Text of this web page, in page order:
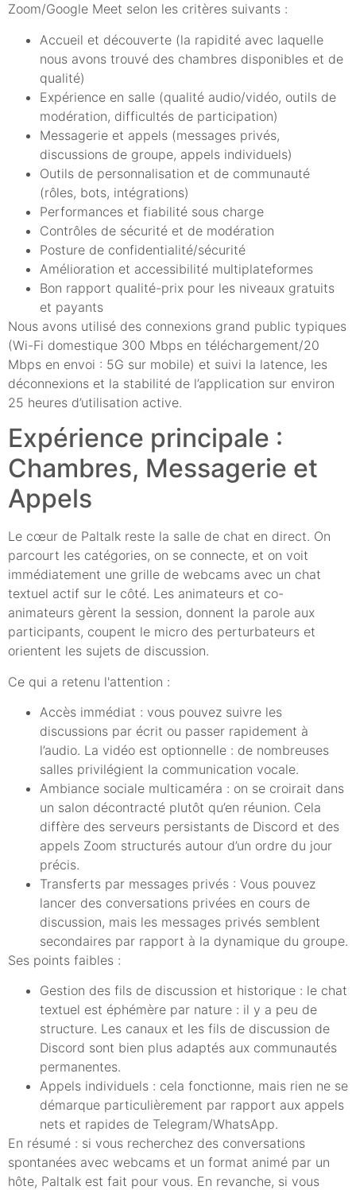
Zoom/Google Meet selon les critères suivants :
Accueil et découverte (la rapidité avec laquelle
nous avons trouvé des chambres disponibles et de
qualité)
Expérience en salle (qualité audio/vidéo, outils de
modération, difficultés de participation)
Messagerie et appels (messages privés,
discussions de groupe, appels individuels)
Outils de personnalisation et de communauté
(rôles, bots, intégrations)
Performances et fiabilité sous charge
Contrôles de sécurité et de modération
Posture de confidentialité/sécurité
Amélioration et accessibilité multiplateformes
Bon rapport qualité-prix pour les niveaux gratuits
et payants
Nous avons utilisé des connexions grand public typiques
(Wi-Fi domestique 300 Mbps en téléchargement/20
Mbps en envoi : 5G sur mobile) et suivi la latence, les
déconnexions et la stabilité de l’application sur environ
25 heures d’utilisation active.
Expérience principale :
Chambres, Messagerie et
Appels
Le cœur de Paltalk reste la salle de chat en direct. On
parcourt les catégories, on se connecte, et on voit
immédiatement une grille de webcams avec un chat
textuel actif sur le côté. Les animateurs et co-
animateurs gèrent la session, donnent la parole aux
participants, coupent le micro des perturbateurs et
orientent les sujets de discussion.
Ce qui a retenu l'attention :
Accès immédiat : vous pouvez suivre les
discussions par écrit ou passer rapidement à
l’audio. La vidéo est optionnelle : de nombreuses
salles privilégient la communication vocale.
Ambiance sociale multicaméra : on se croirait dans
un salon décontracté plutôt qu’en réunion. Cela
diffère des serveurs persistants de Discord et des
appels Zoom structurés autour d’un ordre du jour
précis.
Transferts par messages privés : Vous pouvez
lancer des conversations privées en cours de
discussion, mais les messages privés semblent
secondaires par rapport à la dynamique du groupe.
Ses points faibles :
Gestion des fils de discussion et historique : le chat
textuel est éphémère par nature : il y a peu de
structure. Les canaux et les fils de discussion de
Discord sont bien plus adaptés aux communautés
permanentes.
Appels individuels : cela fonctionne, mais rien ne se
démarque particulièrement par rapport aux appels
nets et rapides de Telegram/WhatsApp.
En résumé : si vous recherchez des conversations
spontanées avec webcams et un format animé par un
hôte, Paltalk est fait pour vous. En revanche, si vous